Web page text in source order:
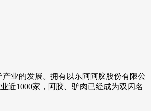
业的发展。拥有以东阿阿胶股份有限公
近1000家，阿胶、驴肉已经成为双闪名